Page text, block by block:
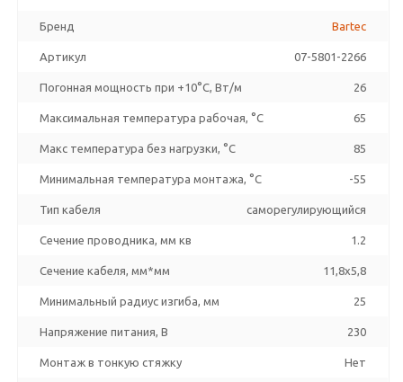
Бренд Bartec
Артикул 07-5801-2266
Погонная мощность при +10°С, Вт/м 26
Максимальная температура рабочая, °C 65
Макс температура без нагрузки, °C 85
Минимальная температура монтажа, °C -55
Тип кабеля саморегулирующийся
Сечение проводника, мм кв 1.2
Сечение кабеля, мм*мм 11,8x5,8
Минимальный радиус изгиба, мм 25
Напряжение питания, В 230
Монтаж в тонкую стяжку Нет